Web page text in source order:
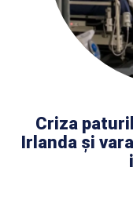
Criza
Irlanda și